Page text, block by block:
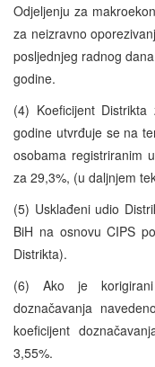
Odjeljenju za
za neizravno
posljednjeg radnog
godine.
(4) Koeficijent
godine utvrđuje se na
osobama registriranim
za 29,3%, (u daljnjem
(5) Usklađeni udio
BiH na osnovu CIPS
Distrikta).
(6) Ako je
doznačavanja
koeficijent
3,55%.